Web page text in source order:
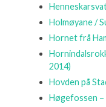
Holmøyane /
Hornet frå
2014)
Hovden på
Høgefossen